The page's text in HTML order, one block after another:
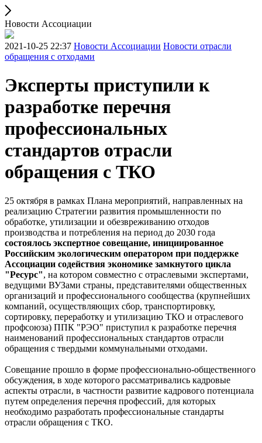
Новости Ассоциации
2021-10-25 22:37 Новости Ассоциации Новости отрасли
обращения с отходами
Эксперты приступили к
разработке перечня
профессиональных
стандартов отрасли
обращения с ТКО
25 октября в рамках Плана мероприятий, направленных на
реализацию Стратегии развития промышленности по
обработке, утилизации и обезвреживанию отходов
производства и потребления на период до 2030 года
состоялось экспертное совещание, инициированное
Российским экологическим оператором при поддержке
Ассоциации содействия экономике замкнутого цикла
"Ресурс", на котором совместно с отраслевыми экспертами,
ведущими ВУЗами страны, представителями общественных
организаций и профессионального сообщества (крупнейших
компаний, осуществляющих сбор, транспортировку,
сортировку, переработку и утилизацию ТКО и отраслевого
профсоюза) ППК "РЭО" приступил к разработке перечня
наименований профессиональных стандартов отрасли
обращения с твердыми коммунальными отходами.
Совещание прошло в форме профессионально-общественного
обсуждения, в ходе которого рассматривались кадровые
аспекты отрасли, в частности развитие кадрового потенциала
путем определения перечня профессий, для которых
необходимо разработать профессиональные стандарты
отрасли обращения с ТКО.